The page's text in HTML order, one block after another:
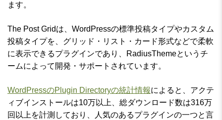
ます。
The Post Gridは、WordPressの標準投稿タイプやカスタム
投稿タイプを、グリッド・リスト・カード形式などで柔軟
に表示できるプラグインであり、RadiusThemeというチ
ームによって開発・サポートされています。
WordPressのPlugin Directoryの統計情報によると、アクテ
ィブインストールは10万以上、総ダウンロード数は316万
回以上を計測しており、人気のあるプラグインの一つと言